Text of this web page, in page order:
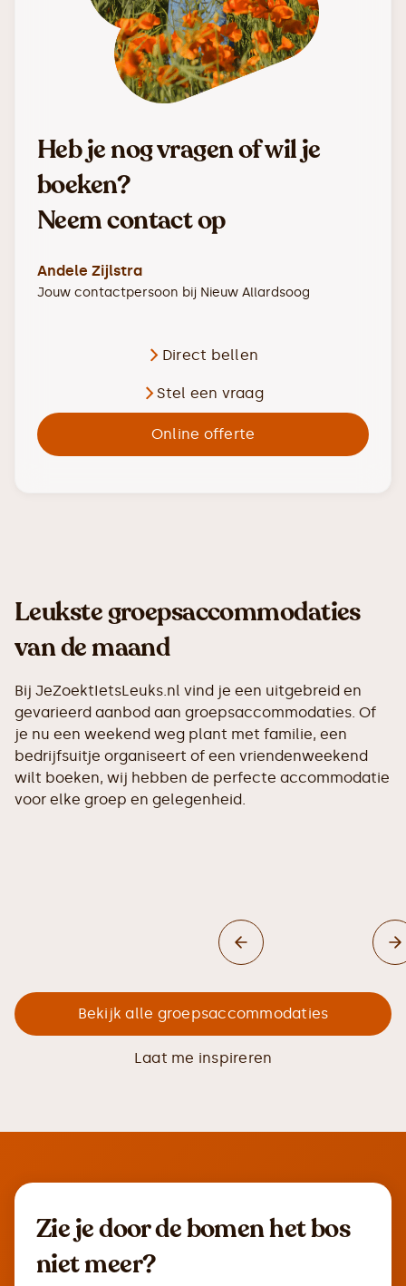
Heb je nog vragen of wil je
boeken?
Neem contact op
Andele Zijlstra
Jouw contactpersoon bij Nieuw Allardsoog
Direct bellen
Stel een vraag
Online offerte
Leukste groepsaccommodaties
van de maand
Bij JeZoektIetsLeuks.nl vind je een uitgebreid en
gevarieerd aanbod aan groepsaccommodaties. Of
je nu een weekend weg plant met familie, een
bedrijfsuitje organiseert of een vriendenweekend
wilt boeken, wij hebben de perfecte accommodatie
voor elke groep en gelegenheid.
Bekijk alle groepsaccommodaties
Laat me inspireren
Zie je door de bomen het bos
niet meer?